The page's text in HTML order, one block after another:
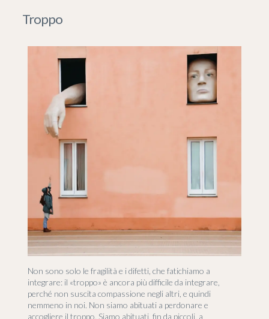
Troppo
Non sono solo le fragilità e i difetti, che fatichiamo a
integrare: il «troppo» è ancora più difficile da integrare,
perché non suscita compassione negli altri, e quindi
nemmeno in noi. Non siamo abituati a perdonare e
accogliere il troppo. Siamo abituati, fin da piccoli, a